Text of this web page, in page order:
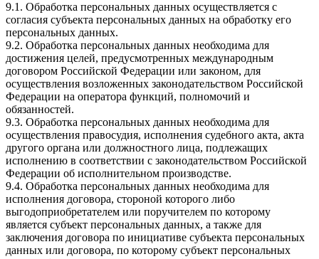
9.1. Обработка персональных данных осуществляется с
согласия субъекта персональных данных на обработку его
персональных данных.
9.2. Обработка персональных данных необходима для
достижения целей, предусмотренных международным
договором Российской Федерации или законом, для
осуществления возложенных законодательством Российской
Федерации на оператора функций, полномочий и
обязанностей.
9.3. Обработка персональных данных необходима для
осуществления правосудия, исполнения судебного акта, акта
другого органа или должностного лица, подлежащих
исполнению в соответствии с законодательством Российской
Федерации об исполнительном производстве.
9.4. Обработка персональных данных необходима для
исполнения договора, стороной которого либо
выгодоприобретателем или поручителем по которому
является субъект персональных данных, а также для
заключения договора по инициативе субъекта персональных
данных или договора, по которому субъект персональных